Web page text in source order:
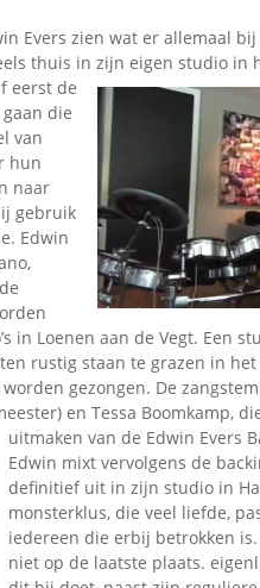
Evers zien wat er allemaal bij
thuis in zijn eigen studio in
eerst de
die
van
hun
naar
gebruik
Edwin
in Loenen aan de Vegt. Een
rustig staan te grazen in
gezongen. De
en Tessa Boomkamp,
uitmaken van de Edwin Evers
Edwin mixt vervolgens de
definitief uit in zijn studio in
monsterklus, die veel liefde,
iedereen die erbij betrokken
niet op de laatste plaats.